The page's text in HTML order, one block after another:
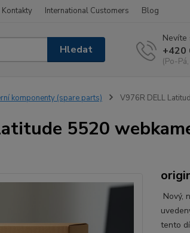
Kontakty International Customers Blog
Hledat
Nevíte
+420
(Po-
komponenty (spare parts) V976R DELL
5520
Nový,
tento